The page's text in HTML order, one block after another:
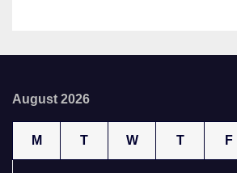
August 2026
M T W T F